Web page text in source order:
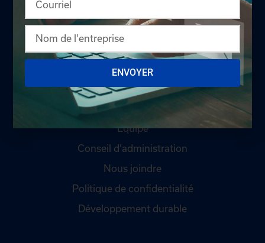
LA CHAMBRE
Offres d'emploi
Appel d'offres
Qui sommes-nous ?
Comités
Équipe
Conseil d'administration
Nous joindre
Politique de confidentialité
Développement durable
ENVOYER